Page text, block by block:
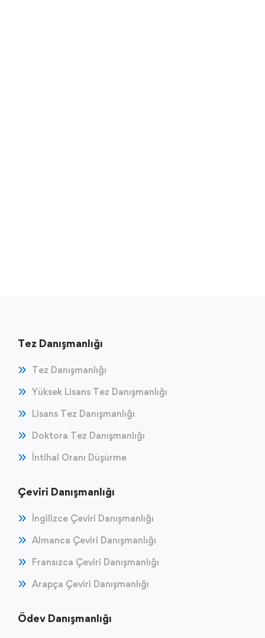
Tez Danışmanlığı
Tez Danışmanlığı
Yüksek Lisans Tez Danışmanlığı
Lisans Tez Danışmanlığı
Doktora Tez Danışmanlığı
İntihal Oranı Düşürme
Çeviri Danışmanlığı
İngilizce Çeviri Danışmanlığı
Almanca Çeviri Danışmanlığı
Fransızca Çeviri Danışmanlığı
Arapça Çeviri Danışmanlığı
Ödev Danışmanlığı